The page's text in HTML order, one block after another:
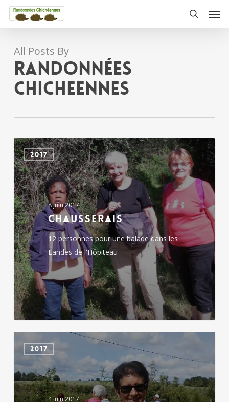
Skip
contentAll Posts By
Randonnées
Chicheennes
Chausserais
2017
8 juin 2017
Chausserais
12 personnes pour une balade dans les
Landes de l'Hôpiteau
André
sur
Sèvre
2017
4 juin 2017